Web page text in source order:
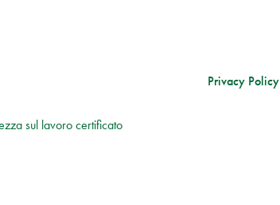
Privacy Policy
sul lavoro certificato